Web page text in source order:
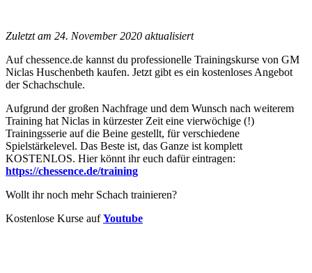
Zuletzt am 24. November 2020 aktualisiert
Auf chessence.de kannst du professionelle Trainingskurse von GM
Niclas Huschenbeth kaufen. Jetzt gibt es ein kostenloses Angebot
der Schachschule.
Aufgrund der großen Nachfrage und dem Wunsch nach weiterem
Training hat Niclas in kürzester Zeit eine vierwöchige (!)
Trainingsserie auf die Beine gestellt, für verschiedene
Spielstärkelevel. Das Beste ist, das Ganze ist komplett
KOSTENLOS. Hier könnt ihr euch dafür eintragen:
https://chessence.de/training
Wollt ihr noch mehr Schach trainieren?
Kostenlose Kurse aufYoutube